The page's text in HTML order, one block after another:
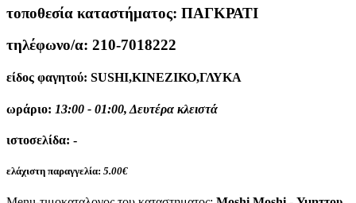
τοποθεσία καταστήματος: ΠΑΓΚΡΑΤΙ
τηλέφωνο/α: 210-7018222
είδος φαγητού: SUSHI,ΚΙΝΕΖΙΚΟ,ΓΛΥΚΑ
ωράριο: 13:00 - 01:00, Δευτέρα κλειστά
ιστοσελίδα: -
ελάχιστη παραγγελία: 5.00€